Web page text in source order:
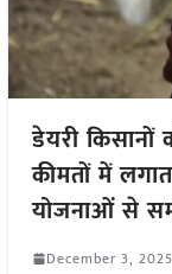
डेयरी किसानों
कीमतों में
योजनाओं से
December 3, 2025